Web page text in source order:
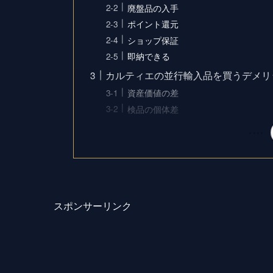
廃盤品の入手
ポイント還元
ショップ保証
即納できる
カルティエの並行輸入品を買うデメリ
資産価値の差
検品の個体差
スポンサーリンク